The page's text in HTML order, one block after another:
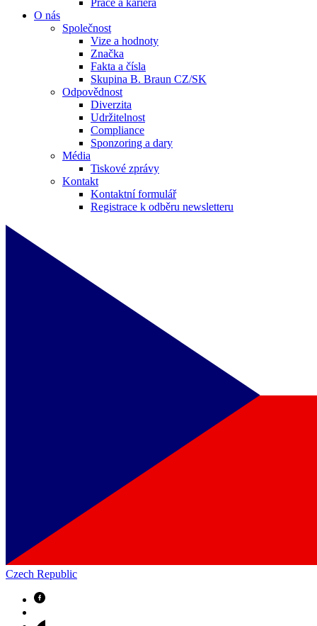
Práce a kariéra
O nás
Společnost
Vize a hodnoty
Značka
Fakta a čísla
Skupina B. Braun CZ/SK
Odpovědnost
Diverzita
Udržitelnost
Compliance
Sponzoring a dary
Média
Tiskové zprávy
Kontakt
Kontaktní formulář
Registrace k odběru newsletteru
Czech Republic